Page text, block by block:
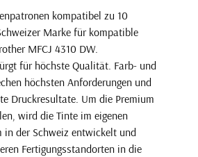
kompatibel zu 10
Marke für kompatible
MFCJ 4310 DW.
für höchste Qualität. Farb- und
höchsten Anforderungen und
Druckresultate. Um die Premium
wird die Tinte im eigenen
in der Schweiz entwickelt und
Fertigungsstandorten in die